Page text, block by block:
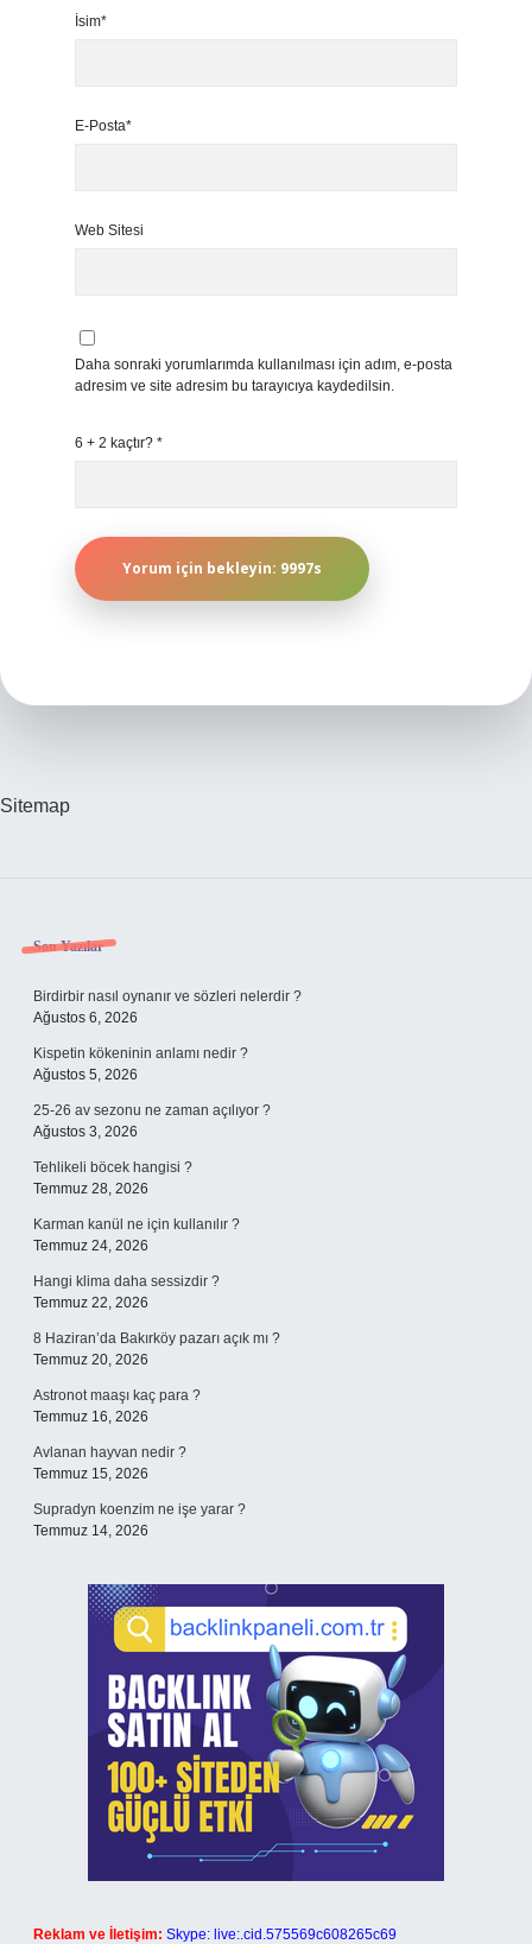
İsim*
E-Posta*
Web Sitesi
Daha sonraki yorumlarımda kullanılması için adım, e-posta
adresim ve site adresim bu tarayıcıya kaydedilsin.
6 + 2 kaçtır? *
Sitemap
Sidebar
Son Yazılar
Birdirbir nasıl oynanır ve sözleri nelerdir ?
Ağustos 6, 2026
Kispetin kökeninin anlamı nedir ?
Ağustos 5, 2026
25-26 av sezonu ne zaman açılıyor ?
Ağustos 3, 2026
Tehlikeli böcek hangisi ?
Temmuz 28, 2026
Karman kanül ne için kullanılır ?
Temmuz 24, 2026
Hangi klima daha sessizdir ?
Temmuz 22, 2026
8 Haziran’da Bakırköy pazarı açık mı ?
Temmuz 20, 2026
Astronot maaşı kaç para ?
Temmuz 16, 2026
Avlanan hayvan nedir ?
Temmuz 15, 2026
Supradyn koenzim ne işe yarar ?
Temmuz 14, 2026
Reklam ve İletişim: Skype: live:.cid.575569c608265c69